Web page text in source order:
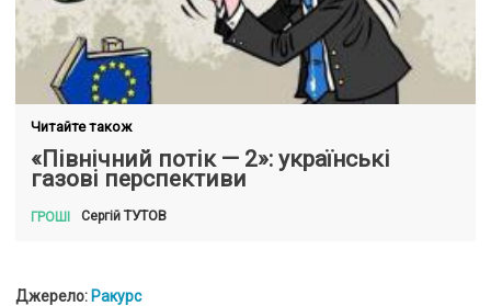
Читайте також
«Північний потік — 2»: українські
газові перспективи
ГРОШІ СергійТУТОВ
Джерело: Ракурс